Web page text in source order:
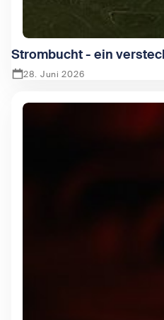
Strombucht - ein
28. Juni 2026